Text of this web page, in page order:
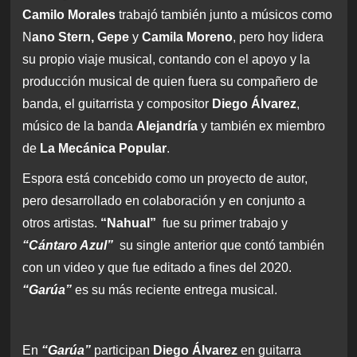
Camilo Moralestrabajó también junto a músicos como
Nano Stern, Gepey Camila Moreno, pero hoy lidera
su propio viaje musical, contando con el apoyo y la
producción musical de quien fuera su compañero de
banda, el guitarrista y compositorDiego Álvarez,
músico de la banda Alejandríay también ex miembro
de La Mecánica Popular.
Espora está concebido como un proyecto de autor,
pero desarrollado en colaboración y en conjunto a
otros artistas. “Nahual” fue su primer trabajo y
“Cántaro Azul”su single anterior que contó también
con un video y que fue editado a fines del 2020.
“Garúa”es su más reciente entrega musical.
En “Garúa”participan Diego Álvarezen guitarra